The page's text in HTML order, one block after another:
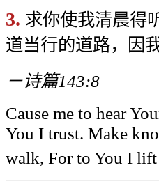
3. 求你使我清晨得
道当行的道路，因
－诗篇143:8
Cause me to hear
You I trust. Make
walk, For to You I